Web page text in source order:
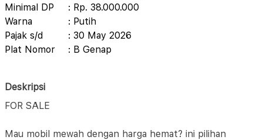
Minimal DP
: Rp. 38.000.000
Warna
: Putih
Pajak s/d
: 30 May 2026
Plat Nomor
: B Genap
Deskripsi
FOR SALE
Mau mobil mewah dengan harga hemat? ini pilihan